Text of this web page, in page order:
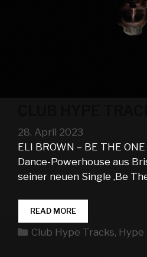
28. April 2023
ELI BROWN – BE THE
Dance-Powerhouse aus
seiner neuen Single ‚Be
READ MORECLUB
HYPE
TRACKS
Kategorien
Club Hype Tracks, Hype